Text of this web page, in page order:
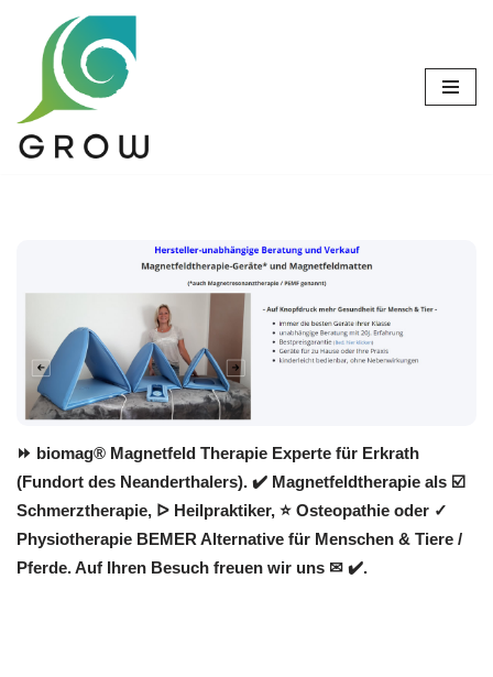
Zum
springen
⏩ biomag® Magnetfeld Therapie Experte für Erkrath
(Fundort des Neanderthalers). ✔️ Magnetfeldtherapie als ☑️
Schmerztherapie, ᐅ Heilpraktiker, ⭐ Osteopathie oder ✓
Physiotherapie BEMER Alternative für Menschen & Tiere /
Pferde. Auf Ihren Besuch freuen wir uns ✉ ✔️.